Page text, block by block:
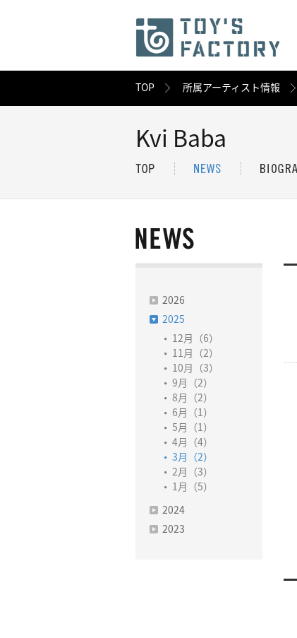
TOP 所属アーティスト情報
Kvi Baba
2026
2025
12月（6）
11月（2）
10月（3）
9月（2）
8月（2）
6月（1）
5月（1）
4月（4）
3月（2）
2月（3）
1月（5）
2024
2023